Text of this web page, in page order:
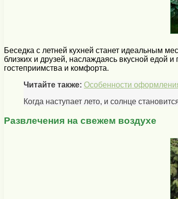
Беседка с летней кухней станет идеальным
близких и друзей, наслаждаясь вкусной едой
гостеприимства и комфорта.
Читайте также: Особенности
Когда наступает лето, и солнце
Развлечения на свежем воздухе